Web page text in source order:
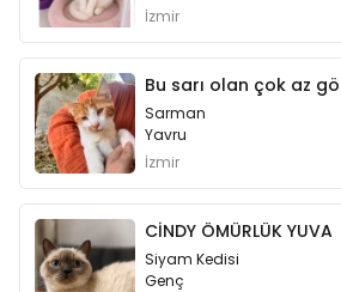
İzmir
Sarman
Yavru
İzmir
CİNDY ÖMÜRLÜK YUVA
Siyam Kedisi
Genç